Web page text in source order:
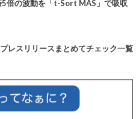
倍の波動を「t-Sort MAS」で吸収
プレスリリースまとめてチェック一覧